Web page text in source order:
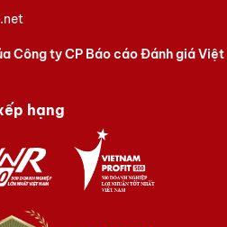
Công ty CP Báo cáo Đánh giá Việt
hạng